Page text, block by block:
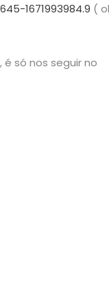
1671993984.9 (
só nos seguir no